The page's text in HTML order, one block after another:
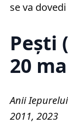
se va
Pești
20
Anii
2011, 2023